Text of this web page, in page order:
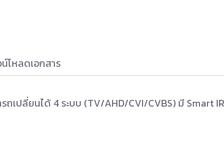
โหลดเอกสาร
ถเปลี่ยนได้ 4 ระบบ (TV/AHD/CVI/CVBS) มี Smart